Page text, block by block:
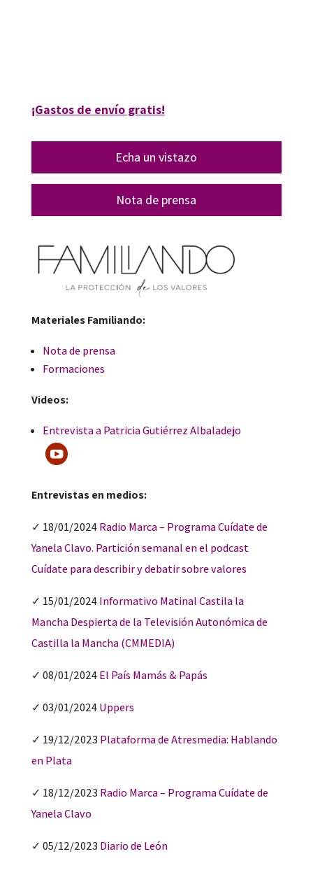
¡Gastos de envío gratis!
Echa un vistazo
Nota de prensa
Materiales Familiando:
Nota de prensa
Formaciones
Videos:
Entrevista a Patricia Gutiérrez Albaladejo
Entrevistas en medios:
✓ 18/01/2024Radio Marca – Programa Cuídate de
Yanela Clavo. Partición semanal en el podcast
Cuídate para describir y debatir sobre valores
✓ 15/01/2024Informativo Matinal Castila la
Mancha Despierta de la Televisión Autonómica de
Castilla la Mancha (CMMEDIA)
✓ 08/01/2024El País Mamás & Papás
✓ 03/01/2024Uppers
✓ 19/12/2023 Plataforma de Atresmedia: Hablando
en Plata
✓ 18/12/2023 Radio Marca – Programa Cuídate de
Yanela Clavo
✓ 05/12/2023 Diario de León